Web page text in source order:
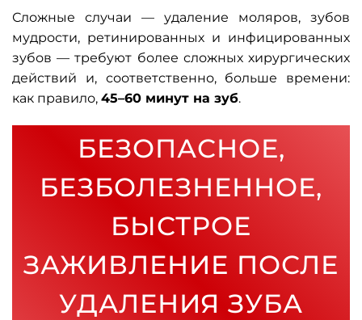
Сложные случаи — удаление моляров, зубов
мудрости, ретинированных и инфицированных
зубов — требуют более сложных хирургических
действий и, соответственно, больше времени:
как правило, 45–60 минут на зуб.
БЕЗОПАСНОЕ,
БЕЗБОЛЕЗНЕННОЕ,
БЫСТРОЕ
ЗАЖИВЛЕНИЕ ПОСЛЕ
УДАЛЕНИЯ ЗУБА